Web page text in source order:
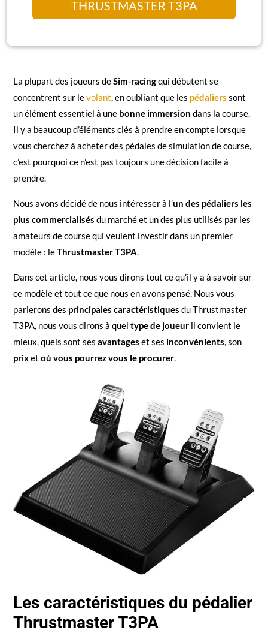
THRUSTMASTER T3PA
La plupart des joueurs deSim-racingqui débutent se
concentrent sur levolant, en oubliant que les pédaliers sont
un élément essentiel à une bonne immersion dans la course.
Il y a beaucoup d’éléments clés à prendre en compte lorsque
vous cherchez à acheter des pédales de simulation de course,
c’est pourquoi ce n’est pas toujours une décision facile à
prendre.
Nous avons décidé de nous intéresser à l’un des pédaliers les
plus commercialisés du marché et un des plus utilisés par les
amateurs de course qui veulent investir dans un premier
modèle : leThrustmaster T3PA.
Dans cet article, nous vous dirons tout ce qu’il y a à savoir sur
ce modèle et tout ce que nous en avons pensé. Nous vous
parlerons des principales caractéristiques du Thrustmaster
T3PA, nous vous dirons à quel type de joueuril convient le
mieux, quels sont ses avantages et ses inconvénients, son
prixet où vous pourrez vous le procurer.
Lescaractéristiquesdu pédalier
Thrustmaster T3PA